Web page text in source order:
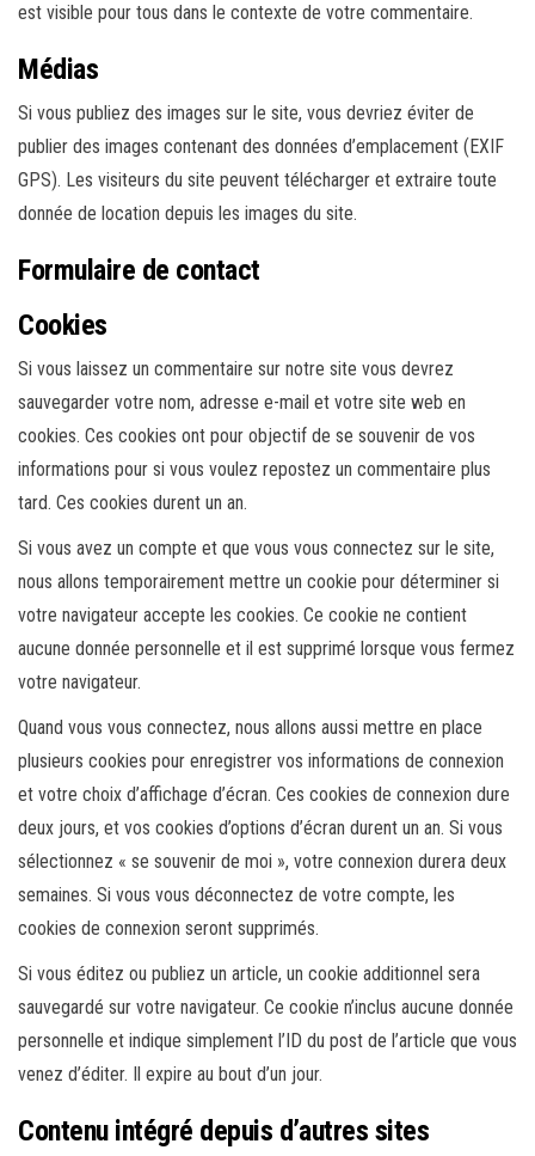
est visible pour tous dans le contexte de votre commentaire.
Médias
Si vous publiez des images sur le site, vous devriez éviter de
publier des images contenant des données d’emplacement (EXIF
GPS). Les visiteurs du site peuvent télécharger et extraire toute
donnée de location depuis les images du site.
Formulaire de contact
Cookies
Si vous laissez un commentaire sur notre site vous devrez
sauvegarder votre nom, adresse e-mail et votre site web en
cookies. Ces cookies ont pour objectif de se souvenir de vos
informations pour si vous voulez repostez un commentaire plus
tard. Ces cookies durent un an.
Si vous avez un compte et que vous vous connectez sur le site,
nous allons temporairement mettre un cookie pour déterminer si
votre navigateur accepte les cookies. Ce cookie ne contient
aucune donnée personnelle et il est supprimé lorsque vous fermez
votre navigateur.
Quand vous vous connectez, nous allons aussi mettre en place
plusieurs cookies pour enregistrer vos informations de connexion
et votre choix d’affichage d’écran. Ces cookies de connexion dure
deux jours, et vos cookies d’options d’écran durent un an. Si vous
sélectionnez « se souvenir de moi », votre connexion durera deux
semaines. Si vous vous déconnectez de votre compte, les
cookies de connexion seront supprimés.
Si vous éditez ou publiez un article, un cookie additionnel sera
sauvegardé sur votre navigateur. Ce cookie n’inclus aucune donnée
personnelle et indique simplement l’ID du post de l’article que vous
venez d’éditer. Il expire au bout d’un jour.
Contenu intégré depuis d’autres sites